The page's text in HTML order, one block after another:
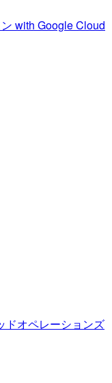
with Google Cloud
ドオペレーションズ